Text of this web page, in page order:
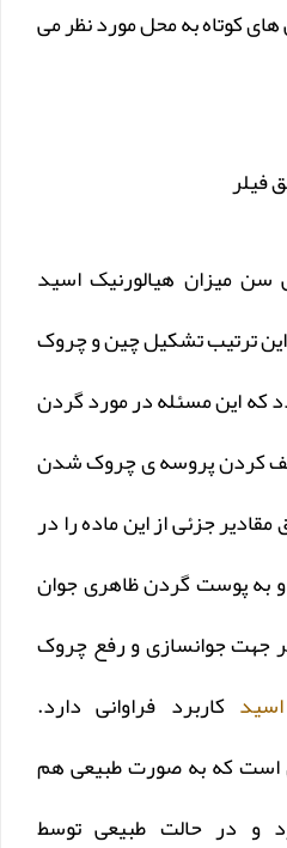
کوتاه به محل مورد نظر می
فیلر
میزان هیالورنیک اسید
ترتیب تشکیل چین و چروک
که این مسئله در مورد گردن
کردن پروسه ی چروک شدن
جزئی از این ماده را در
و به پوست گردن ظاهری جوان
جهت جوانسازی و رفع چروک
کاربرد فراوانی دارد.
است که به صورت طبیعی هم
و در حالت طبیعی توسط